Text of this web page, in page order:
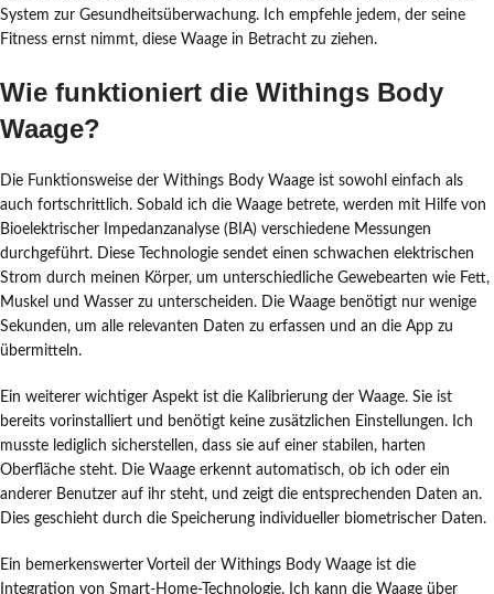
System zur Gesundheitsüberwachung. Ich empfehle jedem, der seine
Fitness ernst nimmt, diese Waage in Betracht zu ziehen.
Wie funktioniert die Withings Body
Waage?
Die Funktionsweise der Withings Body Waage ist sowohl einfach als
auch fortschrittlich. Sobald ich die Waage betrete, werden mit Hilfe von
Bioelektrischer Impedanzanalyse (BIA) verschiedene Messungen
durchgeführt. Diese Technologie sendet einen schwachen elektrischen
Strom durch meinen Körper, um unterschiedliche Gewebearten wie Fett,
Muskel und Wasser zu unterscheiden. Die Waage benötigt nur wenige
Sekunden, um alle relevanten Daten zu erfassen und an die App zu
übermitteln.
Ein weiterer wichtiger Aspekt ist die Kalibrierung der Waage. Sie ist
bereits vorinstalliert und benötigt keine zusätzlichen Einstellungen. Ich
musste lediglich sicherstellen, dass sie auf einer stabilen, harten
Oberfläche steht. Die Waage erkennt automatisch, ob ich oder ein
anderer Benutzer auf ihr steht, und zeigt die entsprechenden Daten an.
Dies geschieht durch die Speicherung individueller biometrischer Daten.
Ein bemerkenswerter Vorteil der Withings Body Waage ist die
Integration von Smart-Home-Technologie. Ich kann die Waage über